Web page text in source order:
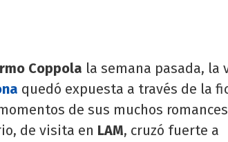
Coppola la semana pasada, la
quedó expuesta a través de la
de sus muchos
de visita en LAM, cruzó fuerte a